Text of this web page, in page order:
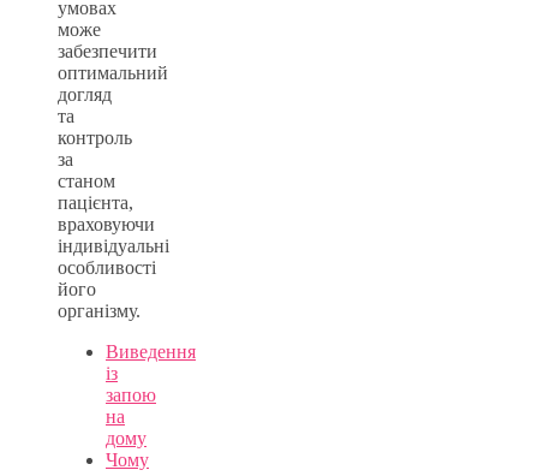
умовах
може
забезпечити
оптимальний
догляд
та
контроль
за
станом
пацієнта,
враховуючи
індивідуальні
особливості
його
організму.
Виведення
із
запою
на
дому
Чому